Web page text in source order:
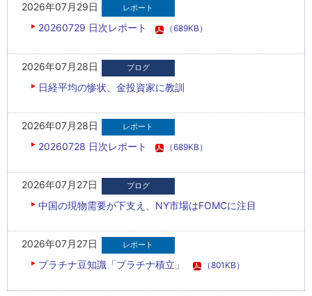
2026年07月29日
20260729 日次レポート
（689KB）
2026年07月28日
日経平均の惨状、金投資家に教訓
2026年07月28日
20260728 日次レポート
（689KB）
2026年07月27日
中国の現物需要が下支え、NY市場はFOMCに注目
2026年07月27日
プラチナ豆知識「プラチナ積立」
（801KB）